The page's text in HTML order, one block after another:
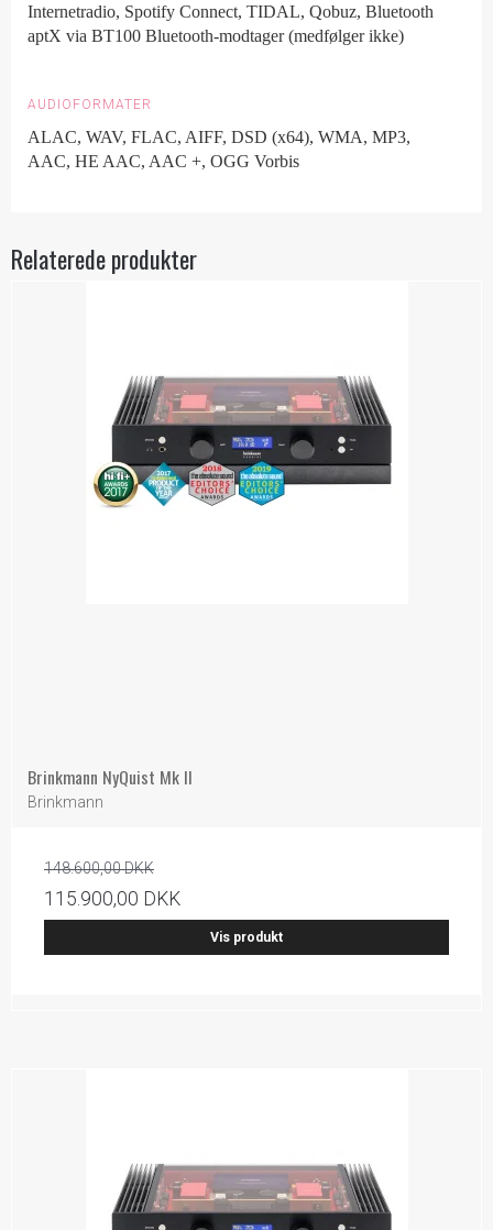
Internetradio, Spotify Connect, TIDAL, Qobuz, Bluetooth
aptX via BT100 Bluetooth-modtager (medfølger ikke)
AUDIOFORMATER
ALAC, WAV, FLAC, AIFF, DSD (x64), WMA, MP3,
AAC, HE AAC, AAC +, OGG Vorbis
Relaterede produkter
Brinkmann NyQuist Mk II
Brinkmann
148.600,00 DKK
115.900,00 DKK
Vis produkt